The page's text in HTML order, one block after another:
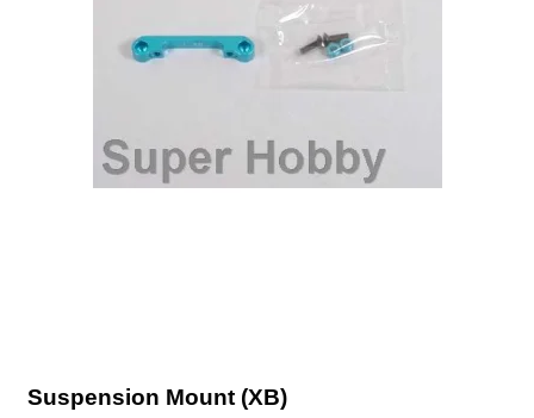
Suspension Mount (XB)